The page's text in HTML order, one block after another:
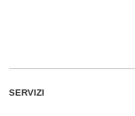
SERVIZI